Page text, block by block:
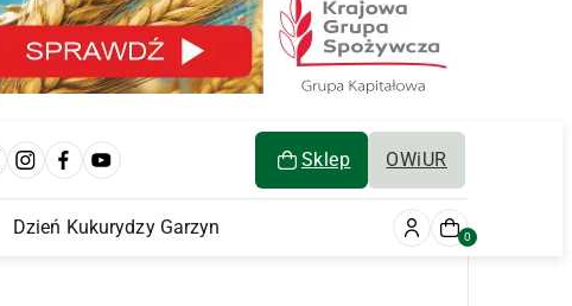
Sklep OWiUR
Dzień Kukurydzy Garzyn 0